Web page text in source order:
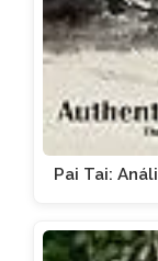
Pai Tai: